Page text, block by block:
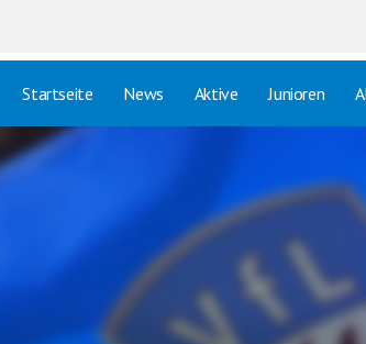
Startseite News Aktive Junioren